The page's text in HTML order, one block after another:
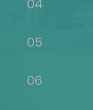
04
05
06